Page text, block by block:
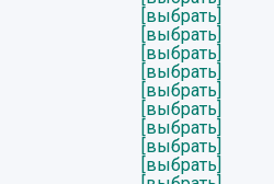
[выбрать]
[выбрать]
[выбрать]
[выбрать]
[выбрать]
[выбрать]
[выбрать]
[выбрать]
[выбрать]